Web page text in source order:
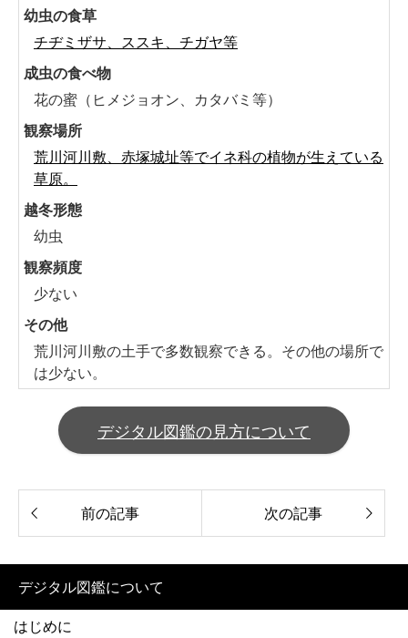
幼虫の食草
チヂミザサ、ススキ、チガヤ等
成虫の食べ物
花の蜜（ヒメジョオン、カタバミ等）
観察場所
荒川河川敷、赤塚城址等でイネ科の植物が生えている
草原。
越冬形態
幼虫
観察頻度
少ない
その他
荒川河川敷の土手で多数観察できる。その他の場所で
は少ない。
デジタル図鑑の見方について
前の記事 次の記事
デジタル図鑑について
はじめに